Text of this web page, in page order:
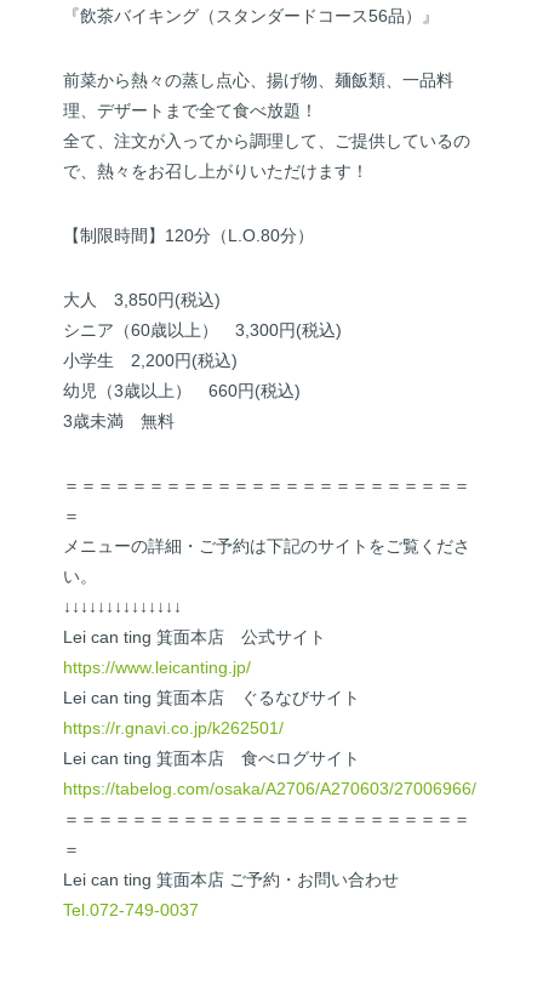
『飲茶バイキング（スタンダードコース56品）』
前菜から熱々の蒸し点心、揚げ物、麺飯類、一品料
理、デザートまで全て食べ放題！
全て、注文が入ってから調理して、ご提供しているの
で、熱々をお召し上がりいただけます！
【制限時間】120分（L.O.80分）
大人 3,850円(税込)
シニア（60歳以上） 3,300円(税込)
小学生 2,200円(税込)
幼児（3歳以上） 660円(税込)
3歳未満 無料
＝＝＝＝＝＝＝＝＝＝＝＝＝＝＝＝＝＝＝＝＝＝＝＝
＝
メニューの詳細・ご予約は下記のサイトをご覧くださ
い。
↓↓↓↓↓↓↓↓↓↓↓↓↓↓
Lei can ting 箕面本店 公式サイト
https://www.leicanting.jp/
Lei can ting 箕面本店 ぐるなびサイト
https://r.gnavi.co.jp/k262501/
Lei can ting 箕面本店 食べログサイト
https://tabelog.com/osaka/A2706/A270603/27006966/
＝＝＝＝＝＝＝＝＝＝＝＝＝＝＝＝＝＝＝＝＝＝＝＝
＝
Lei can ting 箕面本店 ご予約・お問い合わせ
Tel.072-749-0037